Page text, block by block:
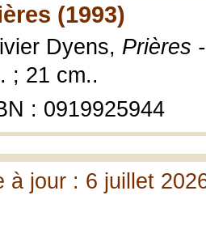
(1993)
Dyens, Prières
; 21 cm..
: 0919925944
à jour : 6 juillet